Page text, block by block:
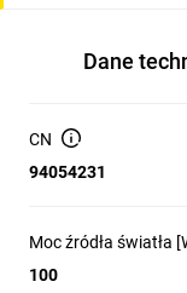
IP54,
Dane
CN
94054231
Moc źródła światła
100